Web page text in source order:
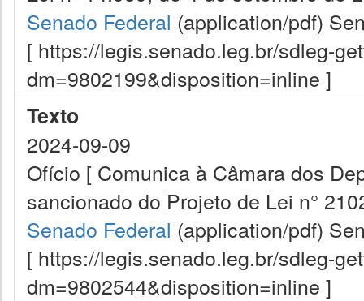
Senado Federal (application/pdf)
[ https://legis.senado.leg.br/sdleg-
dm=9802199&disposition=inline ]
Texto
2024-09-09
Ofício [ Comunica à Câmara dos
sancionado do Projeto de Lei n°
Senado Federal (application/pdf)
[ https://legis.senado.leg.br/sdleg-
dm=9802544&disposition=inline ]